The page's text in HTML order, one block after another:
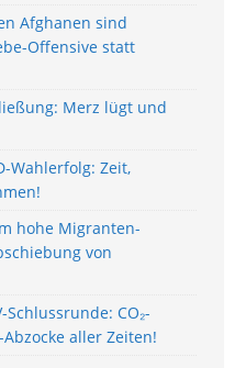
Afghanen sind
Offensive statt
Merz lügt und
Wahlerfolg: Zeit,
hohe Migranten-
von
CO₂-
aller Zeiten!